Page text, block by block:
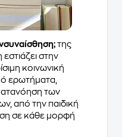
της
στην
κοινωνική
ερωτήματα,
των
από την παιδική
σε κάθε μορφή